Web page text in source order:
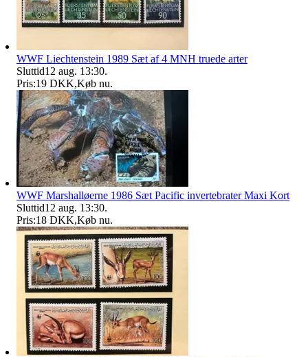
WWF Liechtenstein 1989 Sæt af 4 MNH truede arter
Sluttid12 aug. 13:30.
Pris:19 DKK,Køb nu.
WWF Marshalløerne 1986 Sæt Pacific invertebrater Maxi Kort
Sluttid12 aug. 13:30.
Pris:18 DKK,Køb nu.